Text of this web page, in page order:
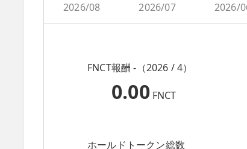
2026/08 2026/07 2026/
FNCT報酬 -（2026 / 4）
0.00 FNCT
ホールドトークン総数